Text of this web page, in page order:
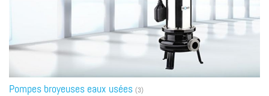
Pompes broyeuses eaux usées (3)